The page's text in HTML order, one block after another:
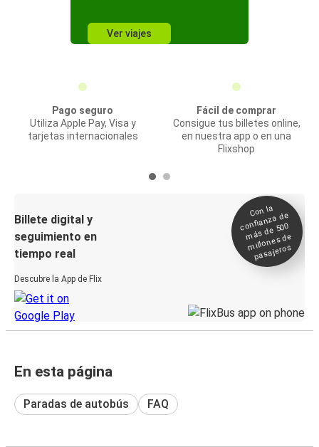
Ver viajes
Pago seguro
Utiliza Apple Pay, Visa y
tarjetas internacionales
Fácil de comprar
Consigue tus billetes online,
en nuestra app o en una
Flixshop
Billete digital y
seguimiento en
tiempo real
Descubre la App de Flix
Con la
confianza de
más de 500
millones de
pasajeros
En esta página
Paradas de autobús FAQ